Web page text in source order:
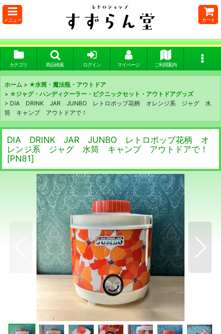
メニュー カート
カテゴリ 商品検索 ログイン マイページ ご利用案内
ホーム > ★水筒・魔法瓶・アウトドア
> ☆ジャグ・ハンディクーラー・ピクニックセット・アウトドアグッズ
> DIA DRINK JAR JUNBO レトロポップ花柄 オレンジ系 ジャグ 水
筒 キャンプ アウトドアで！
DIA DRINK JAR JUNBO レトロポップ花柄 オ
レンジ系 ジャグ 水筒 キャンプ アウトドアで！
[PN81]